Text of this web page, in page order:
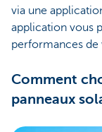
via une
application vous
performances de
Comment
panneaux